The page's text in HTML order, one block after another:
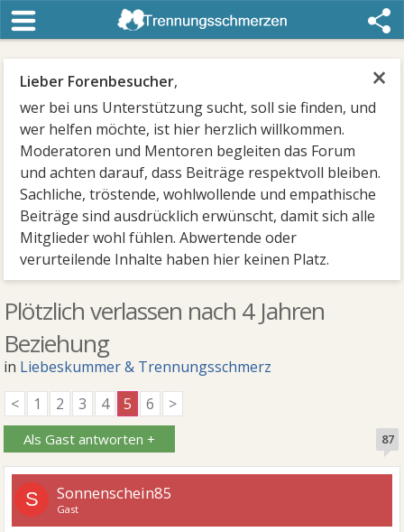
×
Lieber Forenbesucher,
wer bei uns Unterstützung sucht, soll sie finden, und
wer helfen möchte, ist hier herzlich willkommen.
Moderatoren und Mentoren begleiten das Forum
und achten darauf, dass Beiträge respektvoll bleiben.
Sachliche, tröstende, wohlwollende und empathische
Beiträge sind ausdrücklich erwünscht, damit sich alle
Mitglieder wohl fühlen. Abwertende oder
verurteilende Inhalte haben hier keinen Platz.
Plötzlich verlassen nach 4 Jahren
Beziehung
in Liebeskummer & Trennungsschmerz
<
1 2 3 4 5 6 >
Als Gast antworten + 87
S Sonnenschein85
Gast